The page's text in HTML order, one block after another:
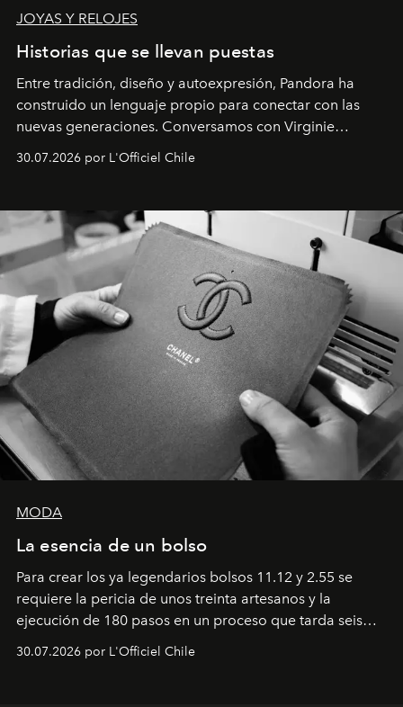
JOYAS Y RELOJES
Historias que se llevan puestas
Entre tradición, diseño y autoexpresión, Pandora ha
construido un lenguaje propio para conectar con las
nuevas generaciones. Conversamos con Virginie
Dubray, la responsable de marketing para
Latinoamérica, sobre identidad, cultura y el valor
30.07.2026 por L'Officiel Chile
MODA
La esencia de un bolso
Para crear los ya legendarios bolsos 11.12 y 2.55 se
requiere la pericia de unos treinta artesanos y la
ejecución de 180 pasos en un proceso que tarda seis
semanas. Los expertos ponen en práctica una técnica
que se enseña solamente en la escuela de formación de
30.07.2026 por L'Officiel Chile